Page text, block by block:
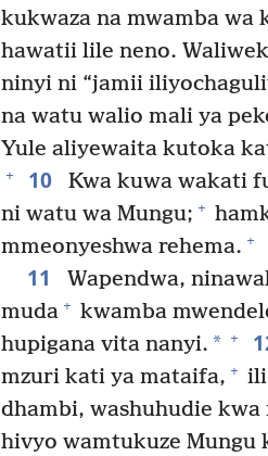
kukwaza na mwamba wa
hawatii lile neno.
ninyi ni “jamii
na watu walio mali ya
Yule aliyewaita kutoka
+ 10
Kwa kuwa wakati
ni watu wa Mungu; +
mmeonyeshwa rehema. +
11
Wapendwa,
muda + kwamba
hupigana vita nanyi. * +
mzuri kati ya mataifa, + ili
dhambi, washuhudie
hivyo wamtukuze Mungu